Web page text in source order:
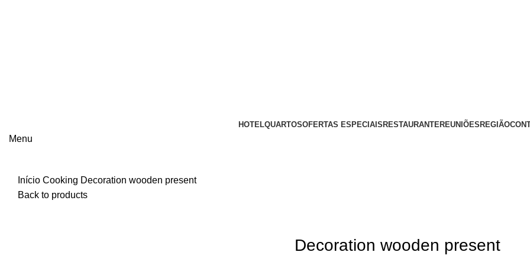
HOTELQUARTOSOFERTAS ESPECIAIS RESTAURANTEREUNIÕES REGIÃO
Menu
Início Cooking Decoration wooden present
Back to products
Decoration wooden present